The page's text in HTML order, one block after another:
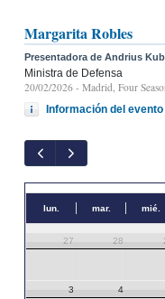
Margarita Robles
Presentadora de Andrius
Ministra de Defensa
20/02/2026 - Madrid, Four
Información del evento
lun. mar. mié.
27 28
3 4